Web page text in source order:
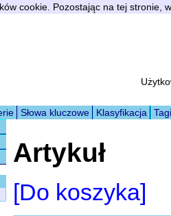
cookie. Pozostając na tej stronie,
Słowa kluczowe Klasyfikacja
Tagi
Artykuł
[Do koszyka]